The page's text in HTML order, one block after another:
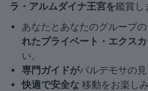
ラ・アルムダイナ王宮を鑑賞し
あなたとあなたのグループ
れたプライベート・エクス
い。
専門ガイドがバルデモサの見
快適で安全な 移動をお楽し